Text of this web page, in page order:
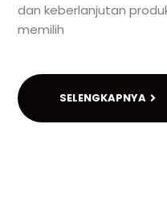
dan keberlanjutan
memilih
SELENGKAPNYA